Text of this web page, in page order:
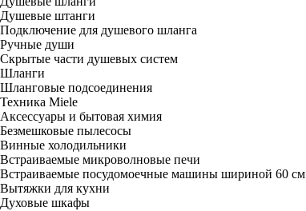
Душевые штанги
Подключение для душевого шланга
Ручные души
Скрытые части душевых систем
Шланги
Шланговые подсоединения
Техника Miele
Аксессуары и бытовая химия
Безмешковые пылесосы
Винные холодильники
Встраиваемые микроволновые печи
Встраиваемые посудомоечные машины шириной 60 см
Вытяжки для кухни
Духовые шкафы